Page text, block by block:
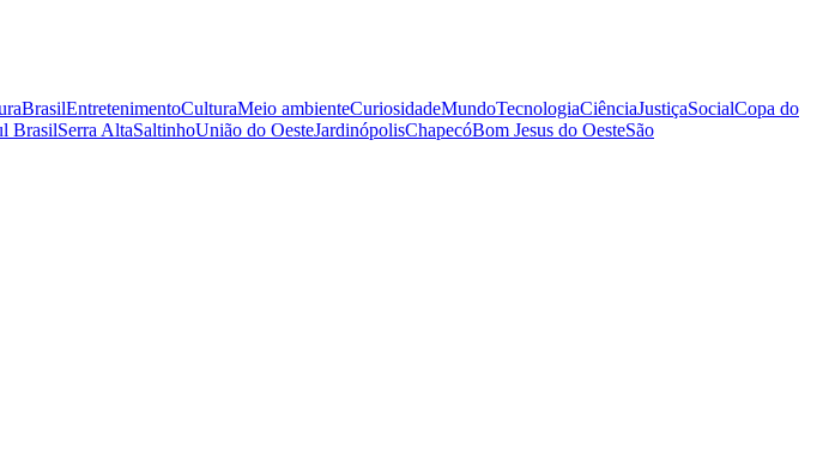
BrasilEntretenimentoCulturaMeio ambienteCuriosidadeMundoTecnologiaCiênciaJustiçaSocialCopa do
BrasilSerra AltaSaltinhoUnião do OesteJardinópolisChapecóBom Jesus do OesteSão